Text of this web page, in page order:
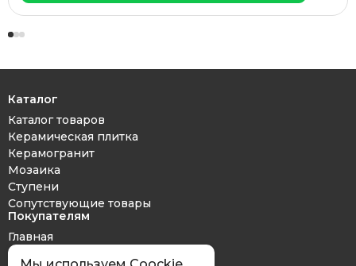
Каталог
Каталог товаров
Керамическая плитка
Керамогранит
Мозаика
Ступени
Сопутствующие товары
Покупателям
Главная
Дизайн проект